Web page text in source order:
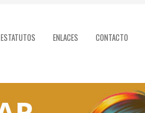
ESTATUTOS ENLACES CONTACTO